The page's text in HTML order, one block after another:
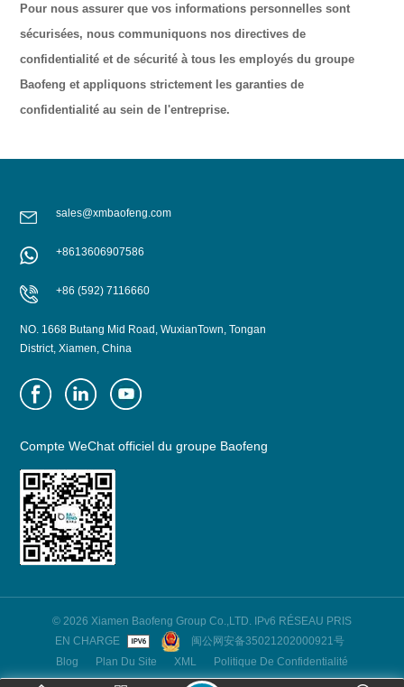
Pour nous assurer que vos informations personnelles sont
sécurisées, nous communiquons nos directives de
confidentialité et de sécurité à tous les employés du groupe
Baofeng et appliquons strictement les garanties de
confidentialité au sein de l'entreprise.
sales@xmbaofeng.com
+8613606907586
+86 (592) 7116660
NO. 1668 Butang Mid Road, WuxianTown, Tongan
District, Xiamen, China
Compte WeChat officiel du groupe Baofeng
© 2026 Xiamen Baofeng Group Co.,LTD. IPv6 RÉSEAU PRIS
EN CHARGE
闽公网安备35021202000921号
Blog
Plan Du Site XML Politique De Confidentialité